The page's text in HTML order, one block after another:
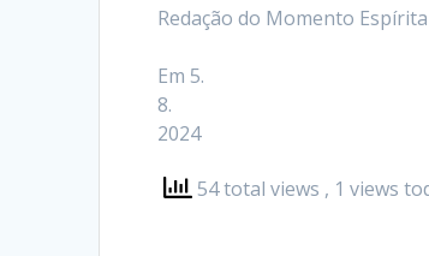
Redação do Momento Espírita
Em 5.
8.
2024
54 total views , 1 views